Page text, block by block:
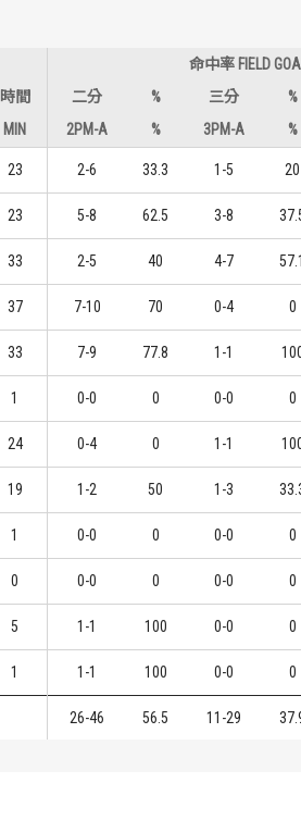
命中率 FIELD
時間 二分 % 三分 %
MIN 2PM-A % 3PM-A %
23 2-6 33.3 1-5 20
23 5-8 62.5 3-8
33 2-5 40 4-7 57.1
37 7-10 70 0-4 0
33 7-9 77.8 1-1
1 0-0 0 0-0 0
24 0-4 0 1-1
19 1-2 50 1-3
1 0-0 0 0-0 0
0 0-0 0 0-0 0
5 1-1 100 0-0 0
1 1-1 100 0-0 0
26-46 56.5 11-29